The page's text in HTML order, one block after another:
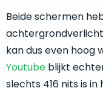
Beide schermen
kan dus even hoog
Youtube blijkt
slechts 416 nits is
staat.
Profiteer
van
een
scherpe
in
gaan.
Ze
zijn